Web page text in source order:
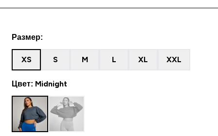
Размер:
XS S M L XL XXL
Цвет: Midnight